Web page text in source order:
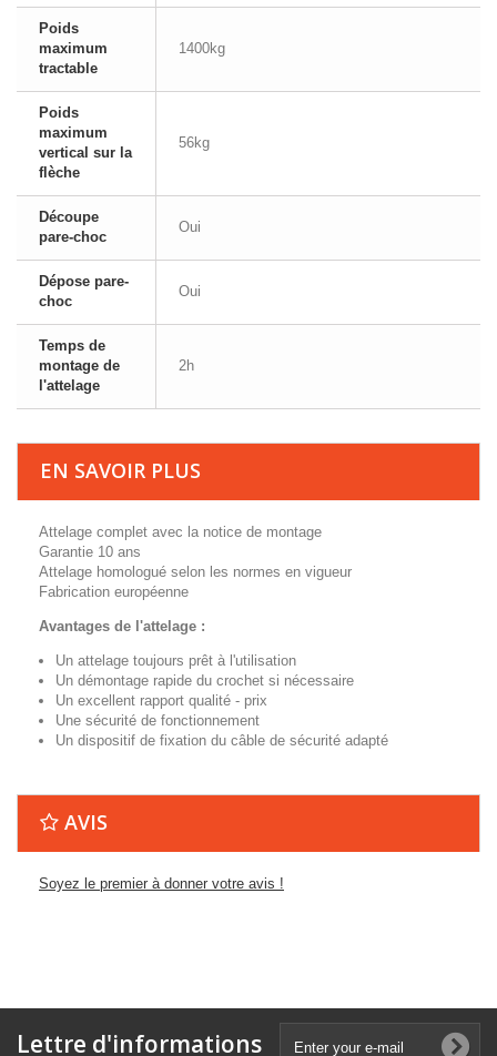
Poids
maximum
tractable
1400kg
Poids
maximum
vertical sur la
flèche
56kg
Découpe
pare-choc
Oui
Dépose pare-
choc
Oui
Temps de
montage de
l'attelage
2h
EN SAVOIR PLUS
Attelage complet avec la notice de montage
Garantie 10 ans
Attelage homologué selon les normes en vigueur
Fabrication européenne
Avantages de l'attelage :
Un attelage toujours prêt à l'utilisation
Un démontage rapide du crochet si nécessaire
Un excellent rapport qualité - prix
Une sécurité de fonctionnement
Un dispositif de fixation du câble de sécurité adapté
AVIS
Soyez le premier à donner votre avis !
Lettre d'informations